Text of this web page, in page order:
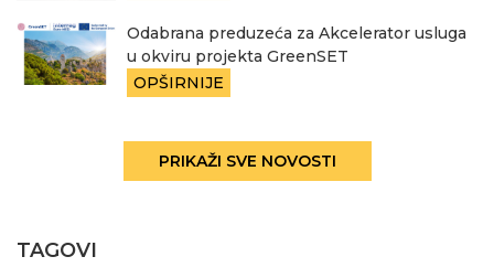
Odabrana preduzeća za Akcelerator usluga
u okviru projekta GreenSET
OPŠIRNIJE
PRIKAŽI SVE NOVOSTI
TAGOVI